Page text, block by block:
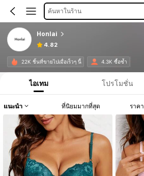
ค้นหาในร้าน
Honlai
4.82
22K ชิ้นที่ขายไปเมื่อเร็วๆ นี้ 4.3K ซื้อซ้ำ
ไอเทม โปรโมชั่น
แนะนำ ที่นิยมมากที่สุด ราคา